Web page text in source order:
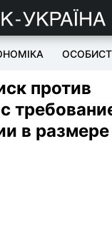
против
в